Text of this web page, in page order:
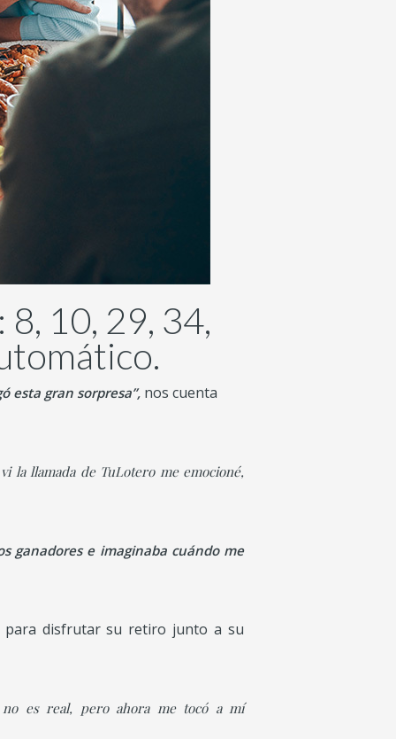
10, 29, 34,
esta gran sorpresa”, nos cuenta
la llamada de TuLotero me emocioné,
ganadores e imaginaba cuándo me
para disfrutar su retiro junto a su
no es real, pero ahora me tocó a mí